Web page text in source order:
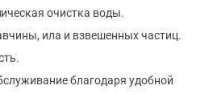
очистка воды.
ила и взвешенных частиц.
благодаря удобной